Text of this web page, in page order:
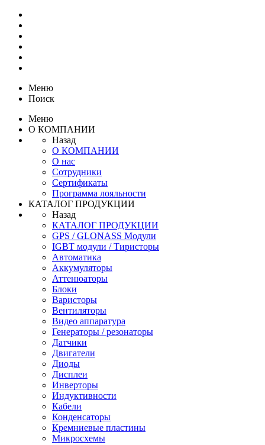
Меню
Поиск
Меню
О КОМПАНИИ
Назад
О КОМПАНИИ
О нас
Сотрудники
Сертификаты
Программа лояльности
КАТАЛОГ ПРОДУКЦИИ
Назад
КАТАЛОГ ПРОДУКЦИИ
GPS / GLONASS Модули
IGBT модули / Тиристоры
Автоматика
Аккумуляторы
Аттенюаторы
Блоки
Варисторы
Вентиляторы
Видео аппаратура
Генераторы / резонаторы
Датчики
Двигатели
Диоды
Дисплеи
Инверторы
Индуктивности
Кабели
Конденсаторы
Кремниевые пластины
Микросхемы